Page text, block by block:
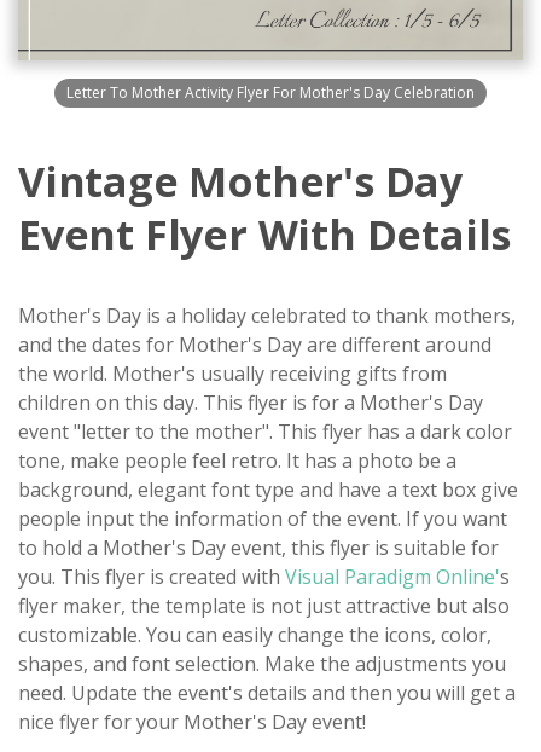
Letter To Mother Activity Flyer For Mother's Day Celebration
Vintage Mother's Day
Event Flyer With Details
Mother's Day is a holiday celebrated to thank mothers,
and the dates for Mother's Day are different around
the world. Mother's usually receiving gifts from
children on this day. This flyer is for a Mother's Day
event "letter to the mother". This flyer has a dark color
tone, make people feel retro. It has a photo be a
background, elegant font type and have a text box give
people input the information of the event. If you want
to hold a Mother's Day event, this flyer is suitable for
you. This flyer is created with Visual Paradigm Online's
flyer maker, the template is not just attractive but also
customizable. You can easily change the icons, color,
shapes, and font selection. Make the adjustments you
need. Update the event's details and then you will get a
nice flyer for your Mother's Day event!